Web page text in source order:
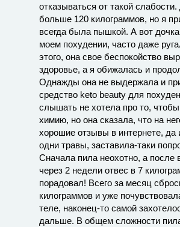
отказываться от такой
больше 120 килограммов, но я
всегда была пышкой. А вот
моем похудении, часто даже
этого, она свое беспокойство
здоровье, а я обижалась и
Однажды она не выдержала и
средство keto beauty для
слышать не хотела про то,
химию, но она сказала, что на
хорошие отзывы в интернете, да
одни травы, заставила-таки
Сначала пила неохотно, а после
через 2 недели отвес в 7
порадовал! Всего за месяц
килограммов и уже
теле, наконец-то самой
дальше. В общем сложности